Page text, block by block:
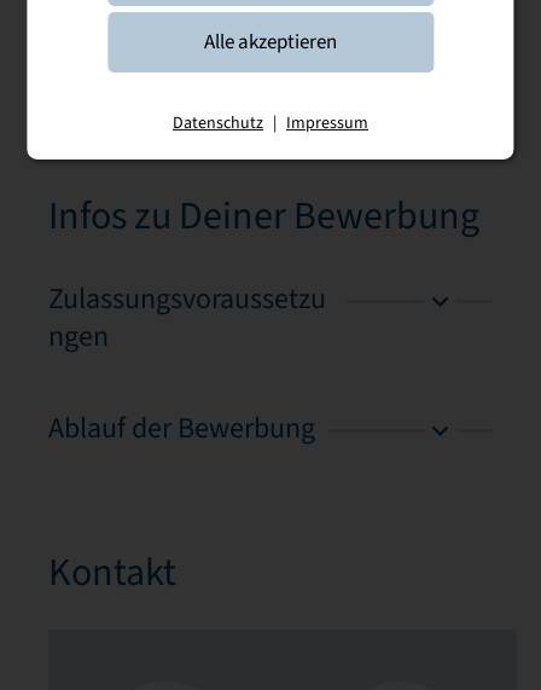
Dokumente
Infos zu Deiner Bewerbung
Zulassungsvoraussetzu
ngen
Ablauf der Bewerbung
Kontakt
Alle akzeptieren
Datenschutz | Impressum